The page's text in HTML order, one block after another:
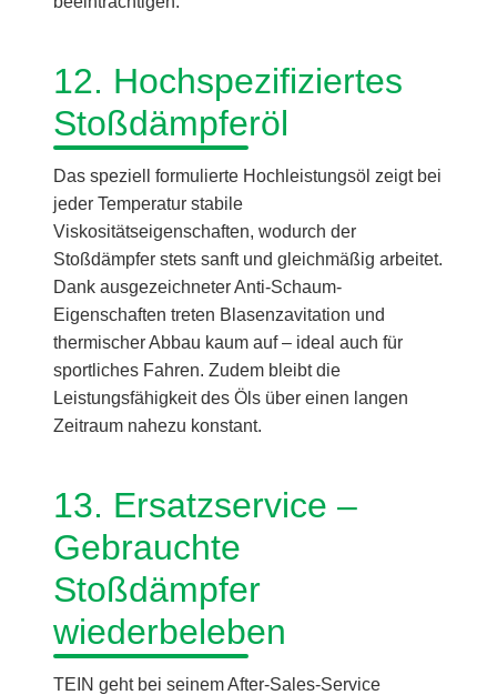
12. Hochspezifiziertes
Stoßdämpferöl
Das speziell formulierte Hochleistungsöl zeigt bei
jeder Temperatur stabile
Viskositätseigenschaften, wodurch der
Stoßdämpfer stets sanft und gleichmäßig arbeitet.
Dank ausgezeichneter Anti-Schaum-
Eigenschaften treten Blasenzavitation und
thermischer Abbau kaum auf – ideal auch für
sportliches Fahren. Zudem bleibt die
Leistungsfähigkeit des Öls über einen langen
Zeitraum nahezu konstant.
13. Ersatzservice –
Gebrauchte
Stoßdämpfer
wiederbeleben
TEIN geht bei seinem After-Sales-Service